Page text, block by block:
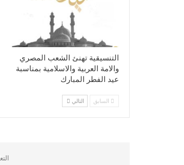
التنسيقية تهنئ الشعب المصري
والامة العربية والاسلامية بمناسبة
عيد الفطر المبارك
السابق التالي